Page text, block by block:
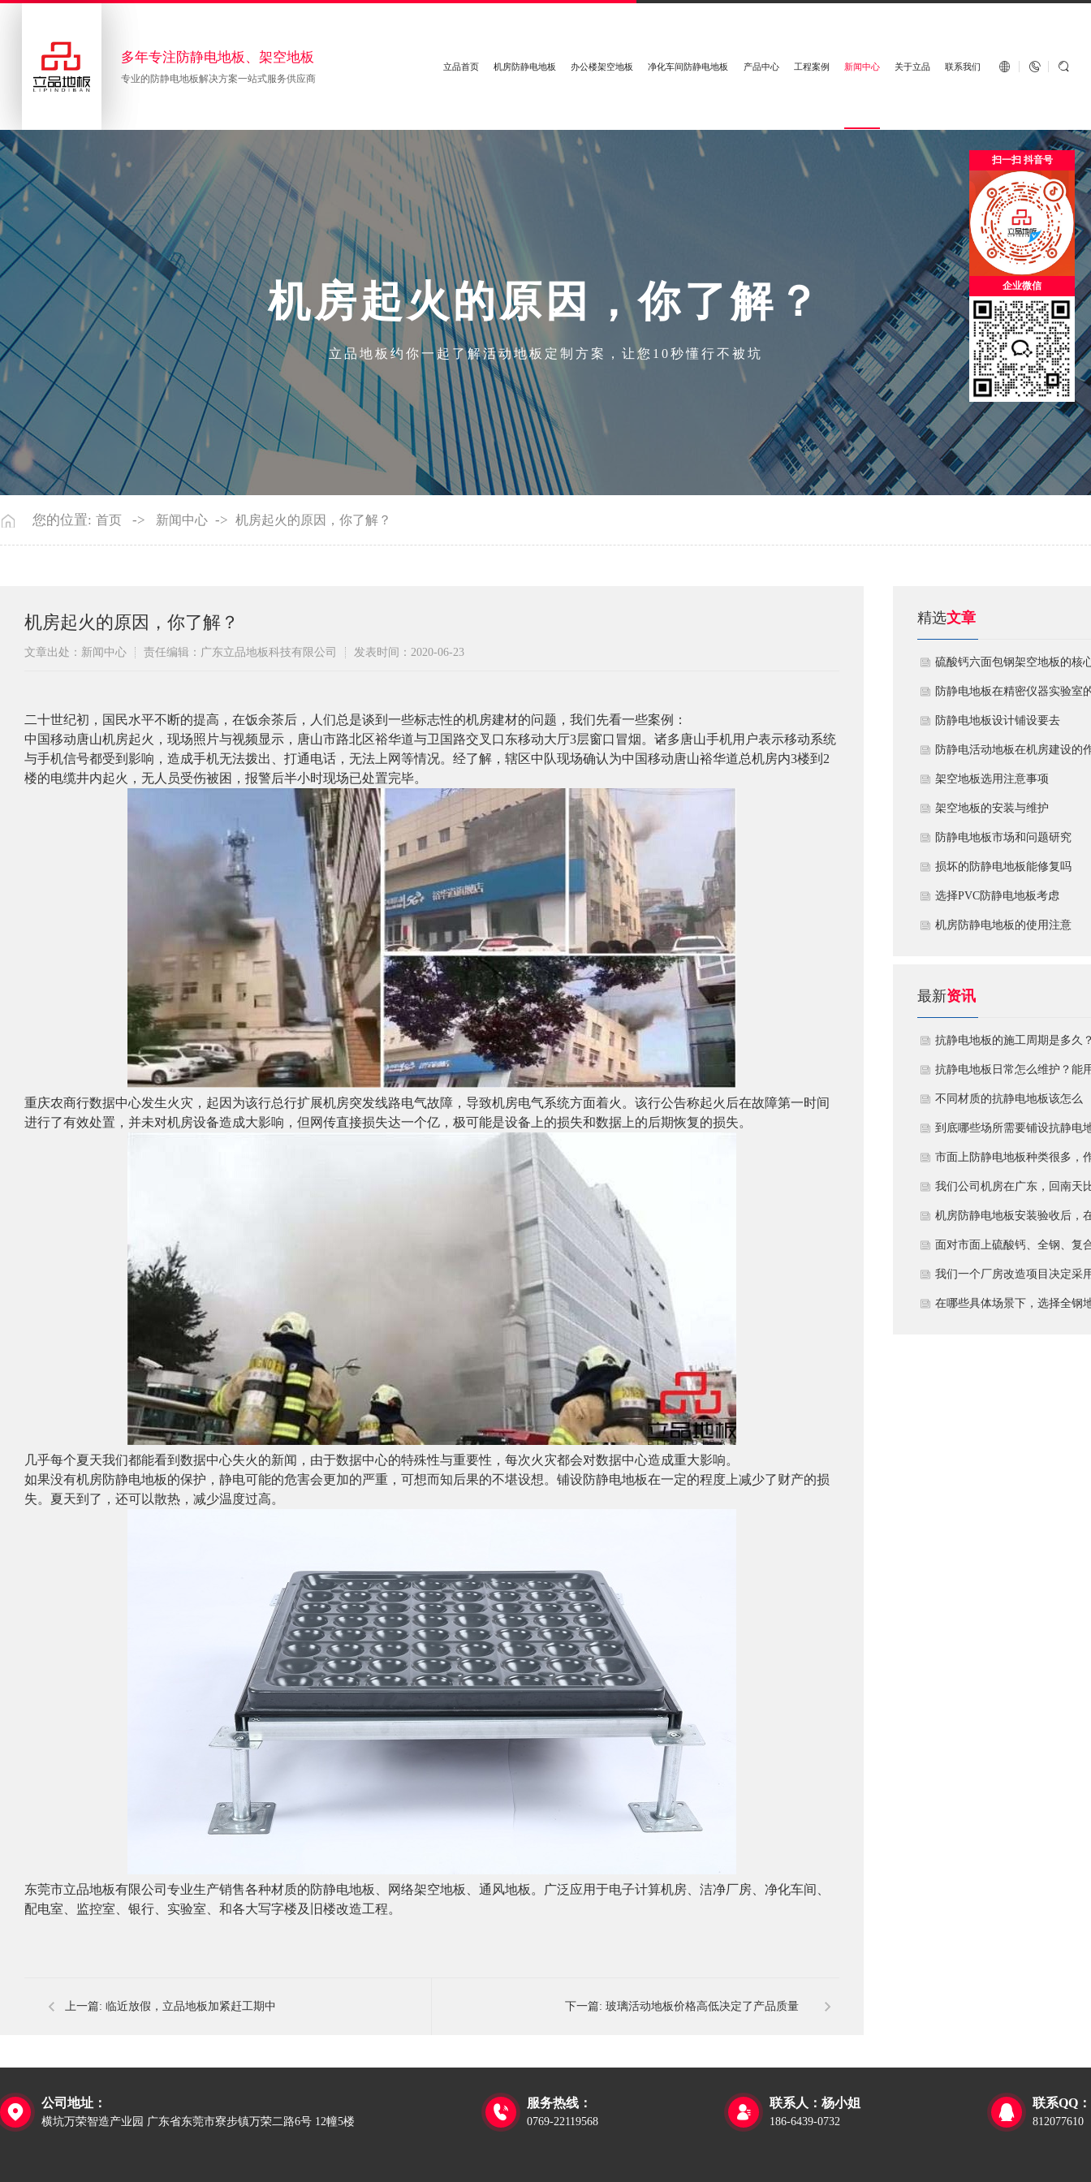
多年专注防静电地板、架空地板
专业的防静电地板解决方案一站式服务供应商
立品首页 机房防静电地板 办公楼架空地板 净化车间防静电地板 产品中心 工程案例 新闻中心 关于立品 联系我们 English  
机房起火的原因 ，你了解 ？
立品地板约你一起了解活动地板定制方案，让您10秒懂行不被坑
您的位置: 首页 -> 新闻中心 -> 机房起火的原因，你了解？
机房起火的原因，你了解？
文章出处：新闻中心 责任编辑：广东立品地板科技有限公司 发表时间：2020-06-23
​二十世纪初，国民水平不断的提高，在饭余茶后，人们总是谈到一些标志性的机房建材的问题，我们先看一些案例：
中国移动唐山机房起火 ，现场照片与视频显示，唐山市路北区裕华道与卫国路交叉口东移动大厅3层窗口冒烟。诸多唐山手机用户表示移动系统
与手机信号都受到影响，造成手机无法拨出、打通电话，无法上网等情况。经了解，辖区中队现场确认为中国移动唐山裕华道总机房内3楼到2
楼的电缆井内起火，无人员受伤被困，报警后半小时现场已处置完毕。
重庆农商行数据中心发生火灾 ，起因为该行总行扩展机房突发线路电气故障，导致机房电气系统方面着火。该行公告称起火后在故障第一时间
进行了有效处置，并未对机房设备造成大影响，但网传直接损失达一个亿，极可能是设备上的损失和数据上的后期恢复的损失。
几乎每个夏天我们都能看到数据中心失火的新闻，由于数据中心的特殊性与重要性，每次火灾都会对数据中心造成重大影响。
如果没有机房防静电地板的保护，静电可能的危害会更加的严重，可想而知后果的不堪设想。 铺设防静电地板在一定的程度上减少了财产的损
失。夏天到了，还可以散热，减少温度过高。
东莞市立品地板有限公司专业生产销售各种材质的防静电地板、网络架空地板、通风地板。广泛应用于电子计算机房、洁净厂房、净化车间、
配电室、监控室、银行、实验室、和各大写字楼及旧楼改造工程。
上一篇: 临近放假，立品地板加紧赶工期中 下一篇: 玻璃活动地板价格高低决定了产品质量
精选文章
硫酸钙六面包钢架空地板的核
技术优势与防火安全价值
防静电地板在精密仪器实验室
定制化应用方案
​防静电地板设计铺设要去
防静电活动地板在机房建设的
用
​架空地板选用注意事项
​架空地板的安装与维护
防静电地板市场和问题研究
损坏的防静电地板能修复吗
​选择PVC防静电地板考虑
机房防静电地板的使用注意
最新资讯
抗静电地板的施工周期是多久
需要注意什么?
抗静电地板日常怎么维护？能
多久？
不同材质的抗静电地板该怎么
选？
到底哪些场所需要铺设抗静电
板？
市面上防静电地板种类很多，
为采购方，我们该如何鉴别地
的质量好坏？所谓的“系统电
阻”为什么很重要？
我们公司机房在广东，回南天
较潮湿，这种环境下使用防静
地板要注意什么？日常维护有
些要点？
机房防静电地板安装验收后，
日常运维中常常被忽视。请问
一套规范的、可操作的维护规
应包含哪些内容？有哪些“小问
面对市面上硫酸钙、全钢、复
等多种类型的机房防静电地板
我们该如何科学选型？除了预
我们一个厂房改造项目决定采
全钢防静电地板。听说它的安
在哪些具体场景下，选择全钢

公司地址：
横坑万荣智造产业园 广东省东莞市寮步镇万荣二路6号 12幢5楼

服务热线：
0769-22119568

联系人：杨小姐
186-6439-0732

联系QQ：
812077610
扫一扫 抖音号
企业微信